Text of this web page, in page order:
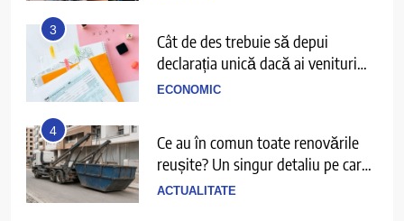
3
Cât de des trebuie să depui
declarația unică dacă ai venituri
independente
ECONOMIC
4
Ce au în comun toate renovările
reușite? Un singur detaliu pe care
puțini îl anticipează
ACTUALITATE